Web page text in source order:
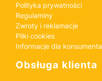
Polityka prywatności
Regulaminy
Zwroty i reklamacje
Pliki cookies
Informacje dla konsumenta
Obsługa klienta